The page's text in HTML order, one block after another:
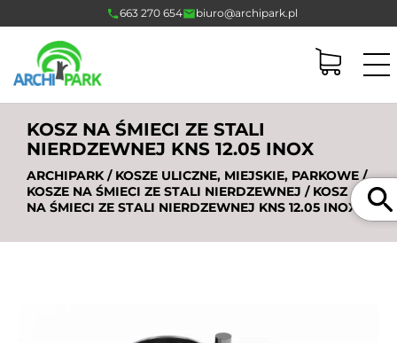
663 270 654 biuro@archipark.pl
KOSZ NA ŚMIECI ZE STALI
NIERDZEWNEJ KNS 12.05 INOX
ARCHIPARK/ KOSZE ULICZNE, MIEJSKIE, PARKOWE /
KOSZE NA ŚMIECI ZE STALI NIERDZEWNEJ / KOSZ
NA ŚMIECI ZE STALI NIERDZEWNEJ KNS 12.05 INOX
Szukaj